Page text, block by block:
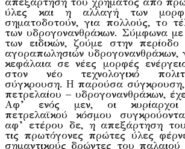
ύλες και η αλλαγή των
σηματοδοτούν, για πολλούς, το
των υδρογονανθράκων. Σύμφωνα
των ειδικών, ζούμε στην περίοδο
αγοραπωλησιών υδρογονανθράκων,
κεφάλαια σε νέες μορφές
στον νέο τεχνολογικό
σύγκρουση. Η παρούσα
πετρελαίου – υδρογονανθράκων,
Αφ’ ενός μεν, οι
πετρελαϊκού κόσμου
αφ’ ετέρου δε, η απεξάρτηση
τις πρωτόγονες πρώτες ύλες
σημαντικούς δρώντες του